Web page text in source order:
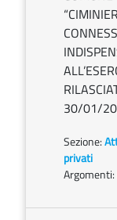
30/01/
Sezione:
privati
Argomenti: